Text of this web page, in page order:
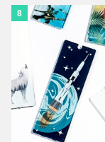
8